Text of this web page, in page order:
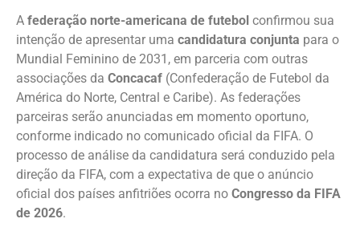
A federação norte-americana de futebol confirmou sua
intenção de apresentar uma candidatura conjunta para o
Mundial Feminino de 2031, em parceria com outras
associações da Concacaf (Confederação de Futebol da
América do Norte, Central e Caribe). As federações
parceiras serão anunciadas em momento oportuno,
conforme indicado no comunicado oficial da FIFA. O
processo de análise da candidatura será conduzido pela
direção da FIFA, com a expectativa de que o anúncio
oficial dos países anfitriões ocorra no Congresso da FIFA
de 2026.